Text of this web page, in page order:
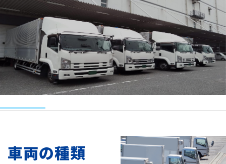
車両の種類